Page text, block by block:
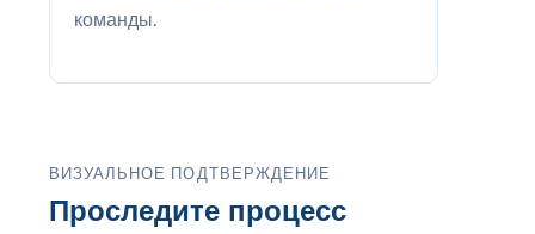
команды.
ВИЗУАЛЬНОЕ ПОДТВЕРЖДЕНИЕ
Проследите процесс